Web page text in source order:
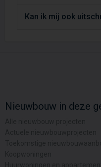
Kan ik mij ook
Nieuwbouw in deze